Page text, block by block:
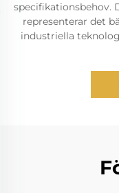
specifikationsbehov.
representerar det
industriella